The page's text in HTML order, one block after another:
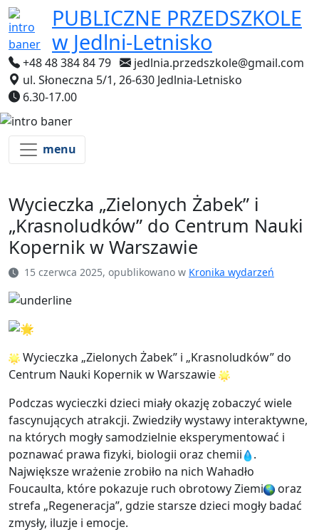
PUBLICZNE PRZEDSZKOLE
w Jedlni-Letnisko
+48 48 384 84 79
jedlnia.przedszkole@gmail.com
ul. Słoneczna 5/1, 26-630 Jedlnia-Letnisko
6.30-17.00
menu
Wycieczka „Zielonych Żabek” i
„Krasnoludków” do Centrum Nauki
Kopernik w Warszawie
15 czerwca 2025, opublikowano w Kronika wydarzeń
Wycieczka „Zielonych Żabek” i „Krasnoludków” do
Centrum Nauki Kopernik w Warszawie
Podczas wycieczki dzieci miały okazję zobaczyć wiele
fascynujących atrakcji. Zwiedziły wystawy interaktywne,
na których mogły samodzielnie eksperymentować i
poznawać prawa fizyki, biologii oraz chemii
.
Największe wrażenie zrobiło na nich Wahadło
Foucaulta, które pokazuje ruch obrotowy Ziemi
oraz
strefa „Regeneracja”, gdzie starsze dzieci mogły badać
zmysły, iluzje i emocje.